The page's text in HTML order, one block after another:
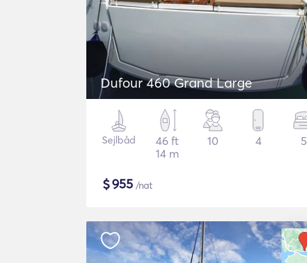
Dufour 460 Grand Large
Sejlbåd
46 ft
14 m
10 4 5
$955 /nat